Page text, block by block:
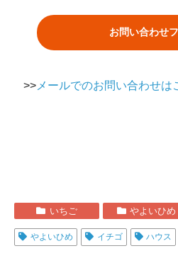
お問い合わせ
>>メールでのお問い合わせは
いちご やよいひめ
やよいひめ イチゴ ハウス